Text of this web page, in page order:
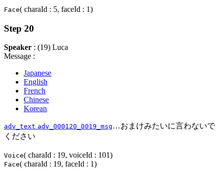
Face( charaId : 5, faceId : 1)
Step 20
Speaker : (19) Luca
Message :
Japanese
English
French
Chinese
Korean
adv_text adv_000120_0019_msg…おまけみたいに言わないで
ください
Voice( charaId : 19, voiceId : 101)
Face( charaId : 19, faceId : 1)